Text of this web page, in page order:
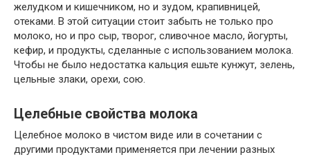
желудком и кишечником, но и зудом, крапивницей,
отеками. В этой ситуации стоит забыть не только про
молоко, но и про сыр, творог, сливочное масло, йогурты,
кефир, и продукты, сделанные с использованием молока.
Чтобы не было недостатка кальция ешьте кунжут, зелень,
цельные злаки, орехи, сою.
Целебные свойства молока
Целебное молоко в чистом виде или в сочетании с
другими продуктами применяется при лечении разных